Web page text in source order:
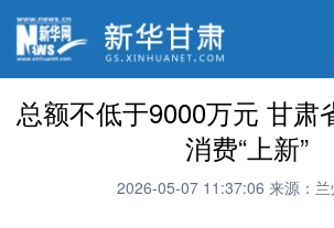
总额不低于9000万元 甘肃
消费“上新”
2026-05-07 11:37:06 来源：